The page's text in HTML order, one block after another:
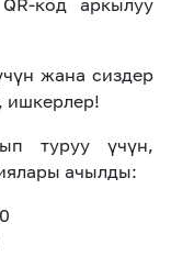
QR-код аркылуу
жана сиздер
ишкерлер!
туруу үчүн,
ачылды: